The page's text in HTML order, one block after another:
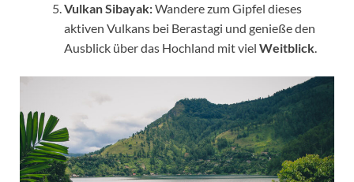
Vulkan Sibayak:Wandere zum Gipfel dieses
aktiven Vulkans bei Berastagi und genieße den
Ausblick über das Hochland mit viel Weitblick.